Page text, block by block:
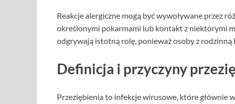
Reakcje alergiczne mogą być wywoływane przez
określonymi pokarmami lub kontakt z niektórymi
odgrywają istotną rolę, ponieważ osoby z
Definicja i przyczyny
Przeziębienia to infekcje wirusowe, które głównie